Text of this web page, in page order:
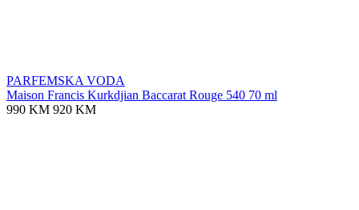
PARFEMSKA VODA
Maison Francis Kurkdjian Baccarat Rouge 540 70 ml
990 KM 920 KM